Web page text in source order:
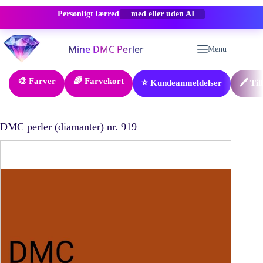
Personligt lærred -50% RABAT
Fortsæt
til
indhold
Menu
🎨 Farver 🌈 Farvekort ⭐ Kundeanmeldelser 🖊️
DMC perler (diamanter) nr. 919